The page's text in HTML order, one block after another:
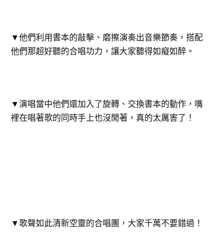
▼他們利用書本的敲擊、磨擦演奏出音樂節奏，搭配
他們那超好聽的合唱功力，讓大家聽得如癡如醉。
▼演唱當中他們還加入了旋轉、交換書本的動作，嘴
裡在唱著歌的同時手上也沒閒著，真的太厲害了！
▼歌聲如此清新空靈的合唱團，大家千萬不要錯過！